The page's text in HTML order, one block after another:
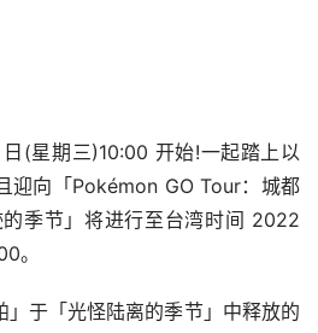
(星期三)10:00 开始!一起踏上以
迎向「Pokémon GO Tour：城都
季节」将进行至台湾时间 2022
。
」于「光怪陆离的季节」中释放的